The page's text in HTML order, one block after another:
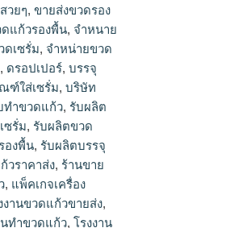
หน่ายขวดแก้ว,
ภัณฑ์ขวดแก้ว, บรรจุ
แก้ว, ผู้ผลิตขวดแก้ว,
ดรองพื้น, รับผลิตขวด
รับผลิตขวดแก้วรอง
ร้านขายขวดแก้ว
แพ็คเกจขวดแก้ว,
ขวดแก้ว, โรงงาน
วดแก้ว, โรงงานทํา
ขวดรองพื้น, โรงงาน
ขวดแก้วตามสั่ง,
ชา, โรงงานเป่าขวด
วยๆ,ขายส่งขวดรอง
แก้วรองพื้น, จำหนาย
ดเซรั่ม, จำหน่ายขวด
, ดรอปเปอร์,บรรจุ
ฑ์ใส่เซรั่ม,บริษัท
ทำขวดแก้ว, รับผลิต
ซรั่ม, รับผลิตขวด
องพื้น, รับผลิตบรรจุ
วราคาส่ง, ร้านขาย
, แพ็คเกจเครื่อง
งานขวดแก้วขายส่ง,
นทําขวดแก้ว,โรงงาน